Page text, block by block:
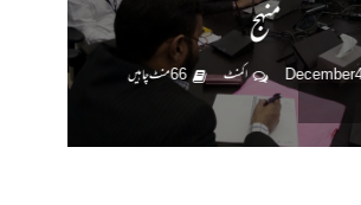
منہج
December ا کمنٹ 66 منٹ چاہیں